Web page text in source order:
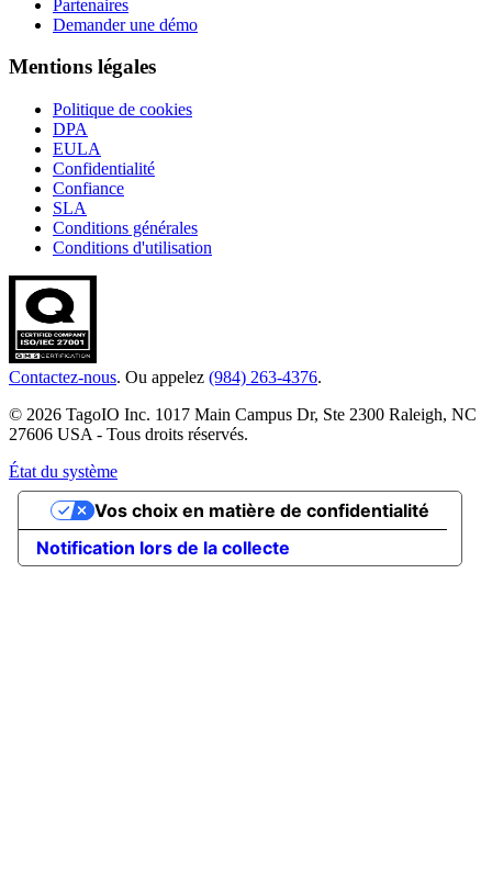
Partenaires
Demander une démo
Mentions légales
Politique de cookies
DPA
EULA
Confidentialité
Confiance
SLA
Conditions générales
Conditions d'utilisation
Contactez-nous. Ou appelez (984) 263-4376.
© 2026 TagoIO Inc. 1017 Main Campus Dr, Ste 2300 Raleigh, NC
27606 USA - Tous droits réservés.
État du système
Notification lors de la collecte
Vos choix en matière de confidentialité